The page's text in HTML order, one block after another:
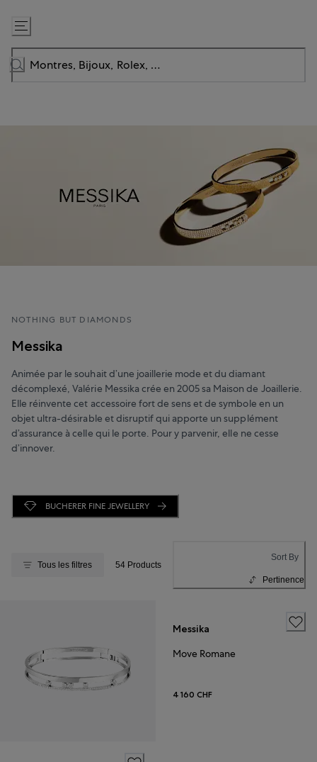
Passer
au
contenu
NOTHING BUT DIAMONDS
Messika
Animée par le souhait d’une joaillerie mode et du diamant
décomplexé, Valérie Messika crée en 2005 sa Maison de Joaillerie.
Elle réinvente cet accessoire fort de sens et de symbole en un
objet ultra-désirable et disruptif qui apporte un supplément
d’assurance à celle qui le porte. Pour y parvenir, elle ne cesse
d’innover.
BUCHERER FINE JEWELLERY
Tous les filtres 54 Products
Sort By
Pertinence
Messika
Move Romane
4 160 CHF